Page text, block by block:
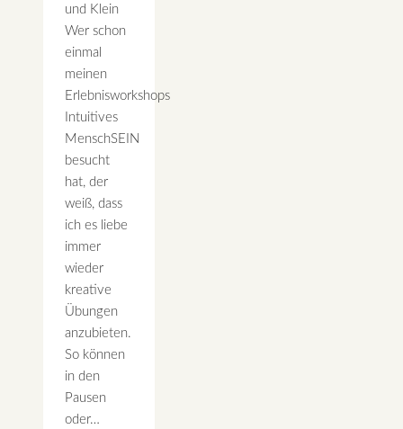
und Klein
Wer schon
einmal
meinen
Erlebnisworkshops
Intuitives
MenschSEIN
besucht
hat, der
weiß, dass
ich es liebe
immer
wieder
kreative
Übungen
anzubieten.
So können
in den
Pausen
oder…